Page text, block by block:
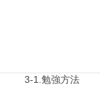
3-1.勉強方法